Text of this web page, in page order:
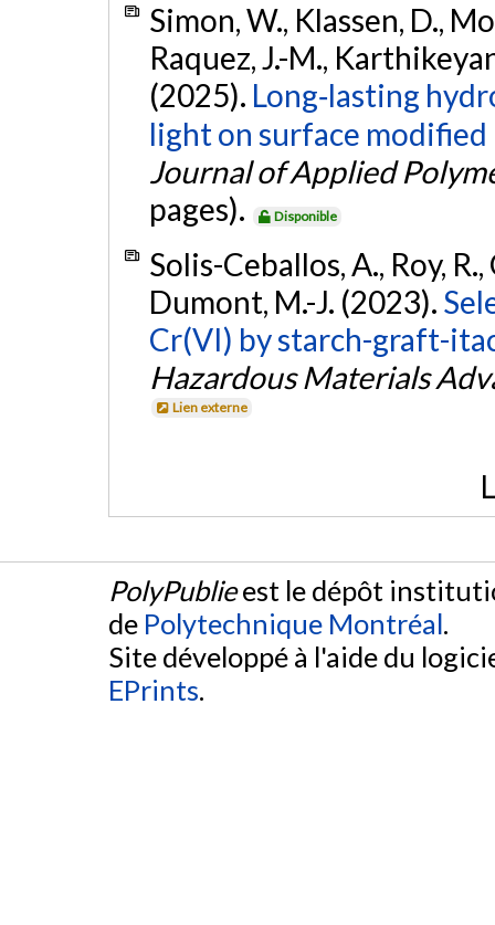
Simon, W., Klassen, D.,
Raquez, J.-M.,
(2025). Long‐lasting
light on surface
Journal of Applied
pages).
Disponible
Solis-Ceballos, A., Roy,
Dumont, M.-J. (2023).
Cr(VI) by starch-graft-
Hazardous Materials
Lien externe
PolyPublieest le dépôt
de Polytechnique Montréal.
Site développé à l'aide du
EPrints.